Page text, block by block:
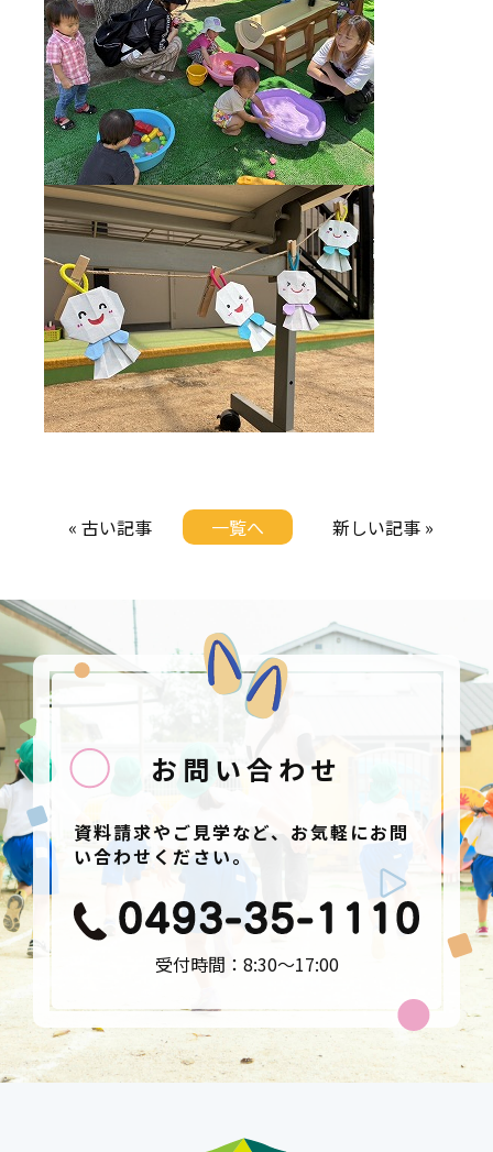
« 古い記事 一覧へ 新しい記事 »
お問い合わせ
資料請求やご見学など、お気軽にお問
い合わせください。
受付時間：8:30〜17:00